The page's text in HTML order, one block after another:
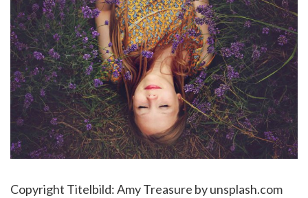
Copyright Titelbild: Amy Treasure by unsplash.com